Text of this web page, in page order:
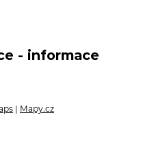
- informace
| Mapy.cz